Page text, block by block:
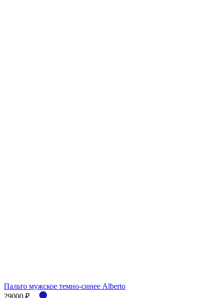
Пальто мужское темно-синее Alberto
29000 ₽